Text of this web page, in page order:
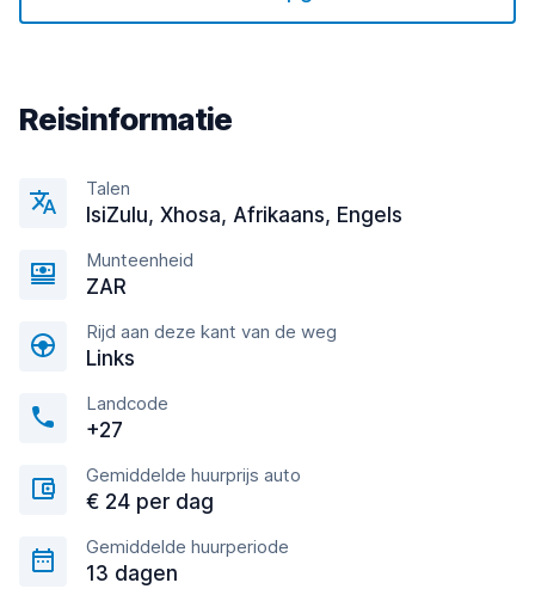
Reisinformatie
Talen
IsiZulu, Xhosa, Afrikaans, Engels
Munteenheid
ZAR
Rijd aan deze kant van de weg
Links
Landcode
+27
Gemiddelde huurprijs auto
€ 24 per dag
Gemiddelde huurperiode
13 dagen